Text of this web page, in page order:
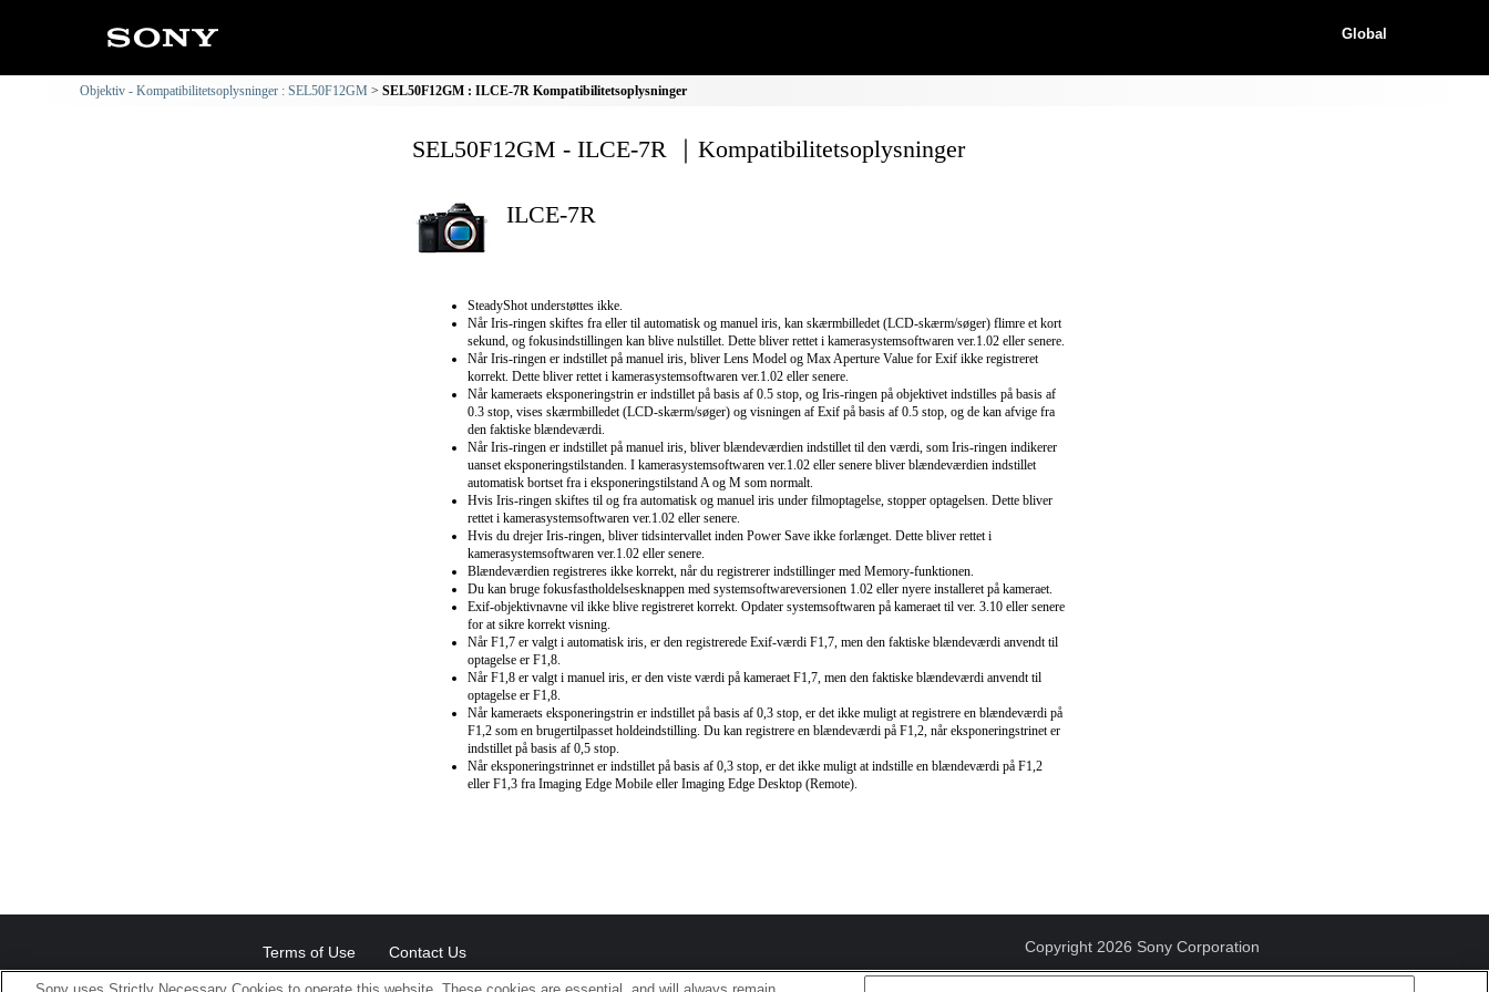
Global
Objektiv - Kompatibilitetsoplysninger : SEL50F12GM SEL50F12GM : ILCE-7R Kompatibilitetsoplysninger
SEL50F12GM - ILCE-7R ｜Kompatibilitetsoplysninger
ILCE-7R
SteadyShot understøttes ikke.
Når Iris-ringen skiftes fra eller til automatisk og manuel iris, kan skærmbilledet (LCD-skærm/søger) flimre et kort
sekund, og fokusindstillingen kan blive nulstillet. Dette bliver rettet i kamerasystemsoftwaren ver.1.02 eller senere.
Når Iris-ringen er indstillet på manuel iris, bliver Lens Model og Max Aperture Value for Exif ikke registreret
korrekt. Dette bliver rettet i kamerasystemsoftwaren ver.1.02 eller senere.
Når kameraets eksponeringstrin er indstillet på basis af 0.5 stop, og Iris-ringen på objektivet indstilles på basis af
0.3 stop, vises skærmbilledet (LCD-skærm/søger) og visningen af Exif på basis af 0.5 stop, og de kan afvige fra
den faktiske blændeværdi.
Når Iris-ringen er indstillet på manuel iris, bliver blændeværdien indstillet til den værdi, som Iris-ringen indikerer
uanset eksponeringstilstanden. I kamerasystemsoftwaren ver.1.02 eller senere bliver blændeværdien indstillet
automatisk bortset fra i eksponeringstilstand A og M som normalt.
Hvis Iris-ringen skiftes til og fra automatisk og manuel iris under filmoptagelse, stopper optagelsen. Dette bliver
rettet i kamerasystemsoftwaren ver.1.02 eller senere.
Hvis du drejer Iris-ringen, bliver tidsintervallet inden Power Save ikke forlænget. Dette bliver rettet i
kamerasystemsoftwaren ver.1.02 eller senere.
Blændeværdien registreres ikke korrekt, når du registrerer indstillinger med Memory-funktionen.
Du kan bruge fokusfastholdelsesknappen med systemsoftwareversionen 1.02 eller nyere installeret på kameraet.
Exif-objektivnavne vil ikke blive registreret korrekt. Opdater systemsoftwaren på kameraet til ver. 3.10 eller senere
for at sikre korrekt visning.
Når F1,7 er valgt i automatisk iris, er den registrerede Exif-værdi F1,7, men den faktiske blændeværdi anvendt til
optagelse er F1,8.
Når F1,8 er valgt i manuel iris, er den viste værdi på kameraet F1,7, men den faktiske blændeværdi anvendt til
optagelse er F1,8.
Når kameraets eksponeringstrin er indstillet på basis af 0,3 stop, er det ikke muligt at registrere en blændeværdi på
F1,2 som en brugertilpasset holdeindstilling. Du kan registrere en blændeværdi på F1,2, når eksponeringstrinet er
indstillet på basis af 0,5 stop.
Når eksponeringstrinnet er indstillet på basis af 0,3 stop, er det ikke muligt at indstille en blændeværdi på F1,2
eller F1,3 fra Imaging Edge Mobile eller Imaging Edge Desktop (Remote).
Terms of Use Contact Us Copyright 2026 Sony Corporation